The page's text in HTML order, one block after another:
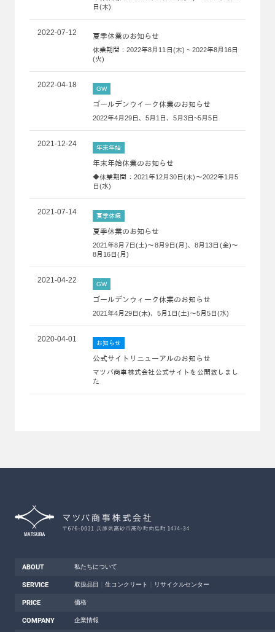
日(木)
2022-07-12 夏季休業のお知らせ
休業期間：2022年8月11日(木) ~ 2022年8月16日
(火)
2022-04-18 GW
ゴールデンウイーク休業のお知らせ
2022年4月29日、5月1日、5月3日~5月5日
2021-12-24 年末年始
年末年始休業のお知らせ
◆休業期間：2021年12月30日(木)～2022年1月5
日(水)
2021-07-14 夏季休暇
夏季休業のお知らせ
2021年8月7日(土)～8月9日(月)、8月13日(金)～
8月16日(月)
2021-04-22 GW
ゴールデンウィーク休業のお知らせ
2021年4月29日(木)、5月1日(土)～5月5日(水)
2020-04-01 お知らせ
公式サイトリニューアルのお知らせ
マツバ商事株式会社公式サイトを公開致しまし
た
ABOUT 私たちについて
SERVICE 取扱品目 生コンクリート リサイクルセンター
PRICE 価格
COMPANY 企業情報